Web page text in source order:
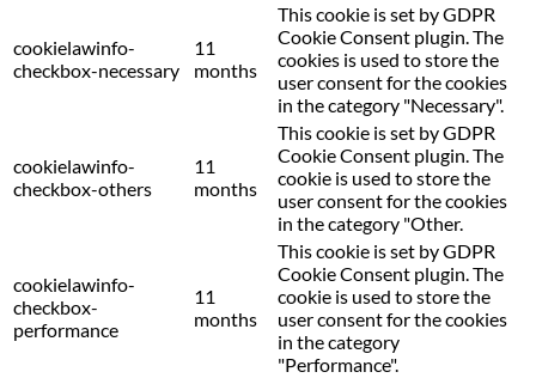
cookielawinfo-
checkbox-necessary
11
months
This cookie is set by GDPR
Cookie Consent plugin. The
cookies is used to store the
user consent for the cookies
in the category "Necessary".
cookielawinfo-
checkbox-others
11
months
This cookie is set by GDPR
Cookie Consent plugin. The
cookie is used to store the
user consent for the cookies
in the category "Other.
cookielawinfo-
checkbox-
performance
11
months
This cookie is set by GDPR
Cookie Consent plugin. The
cookie is used to store the
user consent for the cookies
in the category
"Performance".